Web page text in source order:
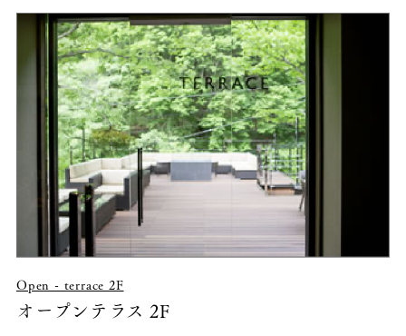
Open - terrace 2F
オープンテラス 2F